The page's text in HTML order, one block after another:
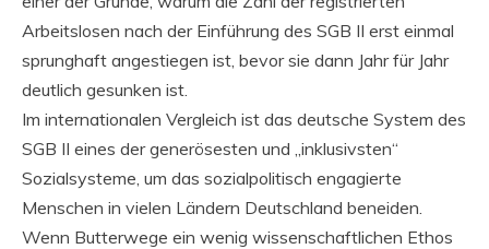
Arbeitslosen nach der Einführung des SGB II erst einmal
sprunghaft angestiegen ist, bevor sie dann Jahr für Jahr
deutlich gesunken ist.
Im internationalen Vergleich ist das deutsche System des
SGB II eines der generösesten und „inklusivsten“
Sozialsysteme, um das sozialpolitisch engagierte
Menschen in vielen Ländern Deutschland beneiden.
Wenn Butterwege ein wenig wissenschaftlichen Ethos